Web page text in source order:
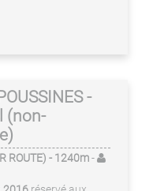
-
(non-
ROUTE) - 1240m-